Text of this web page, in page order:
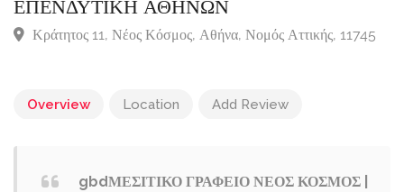
ΜΕΣΙΤΙΚΟ ΓΡΑΦΕΙΟ ΝΕΟΣ ΚΟΣΜΟΣ |
Overview Location Add Review
gbdΜΕΣΙΤΙΚΟ ΓΡΑΦΕΙΟ ΝΕΟΣ ΚΟΣΜΟΣ |